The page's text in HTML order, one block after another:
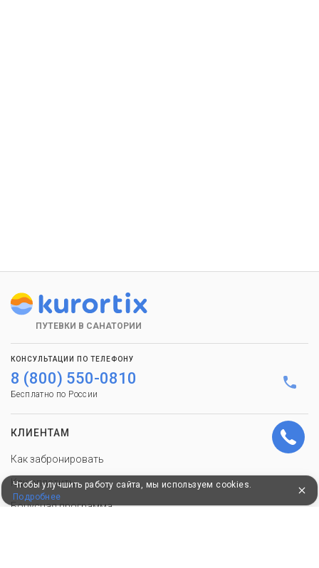
ПУТЕВКИ В САНАТОРИИ
КОНСУЛЬТАЦИИ ПО ТЕЛЕФОНУ
8 (800) 550-0810
Бесплатно по России
КЛИЕНТАМ
Как забронировать
Как оплатить
Бонусная программа
Чтобы улучшить работу сайта, мы используем cookies.
Подробнее